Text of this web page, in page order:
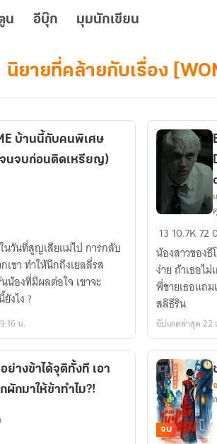
น อีบุ๊ก มุมนักเขียน
นิยายที่คล้ายกับเรื่อง
บ้านนี้กับคนพิเศษ
นจบก่อนติดเหรียญ)
สูญเสียแม่ไป การกลับ
ยลลี่รส
ที่มีผลต่อใจ เขาจะ
งไง ?
น.
Fic
Harry
potter
]
Dragon
with
Piggy
bubu
.
dm//oc
13 10.7K 72
น้องสาวของธี
ง่าย ถ้าเธอไ
พี่ชายเธอแถ
สลิธีริน
อัปเดตล่าสุด 22
ย่างข้าได้จุติทั้งที เอา
ผักมาให้ข้าทำไม?!
จบ